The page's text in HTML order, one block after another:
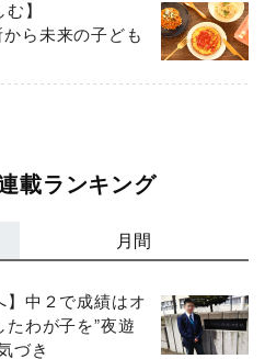
】
載ランキング
月間
】中２で成績はオ
わが子を”夜遊
づき